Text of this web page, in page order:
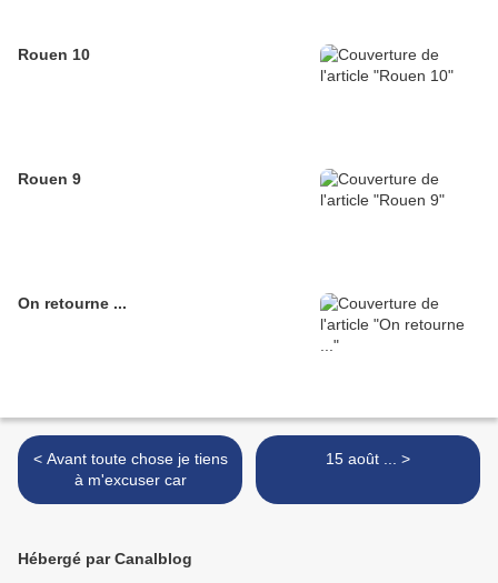
Rouen 10
Rouen 9
On retourne ...
< Avant toute chose je tiens
à m'excuser car
15 août ... >
Hébergé par Canalblog